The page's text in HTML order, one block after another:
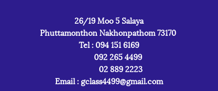
26/19 Moo 5 Salaya
Phuttamonthon Nakhonpathom 73170
Tel : 094 151 6169
092 265 4499
02 889 2223
Email : gclass4499@gmail.com